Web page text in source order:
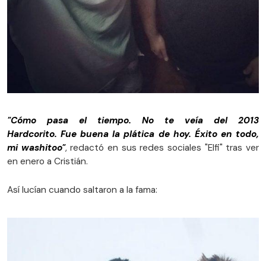
"Cómo pasa el tiempo. No te veía del 2013
Hardcorito. Fue buena la plática de hoy. Éxito en todo,
mi washitoo", redactó en sus redes sociales "Elfi" tras ver
en enero a Cristián.
Así lucían cuando saltaron a la fama: